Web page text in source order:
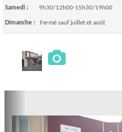
Samedi : 9h30/12h00-15h30/19h00
Dimanche : Fermé sauf juillet et août